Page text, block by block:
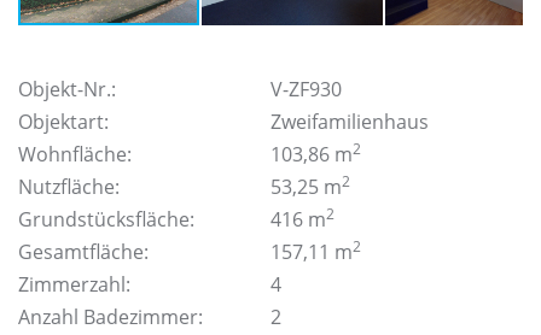
Objekt-Nr.:
V-ZF930
Objektart:
Zweifamilienhaus
Wohnfläche:
103,86 m2
Nutzfläche: 53,25 m2
Grundstücksfläche: 416 m2
Gesamtfläche: 157,11 m2
Zimmerzahl:
4
Anzahl Badezimmer:
2